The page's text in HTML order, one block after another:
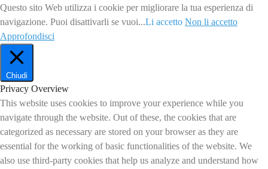
Questo sito Web utilizza i cookie per migliorare la tua esperienza di
navigazione. Puoi disattivarli se vuoi...Li accetto Non li accetto
Approfondisci
Chiudi
Privacy Overview
This website uses cookies to improve your experience while you
navigate through the website. Out of these, the cookies that are
categorized as necessary are stored on your browser as they are
essential for the working of basic functionalities of the website. We
also use third-party cookies that help us analyze and understand how